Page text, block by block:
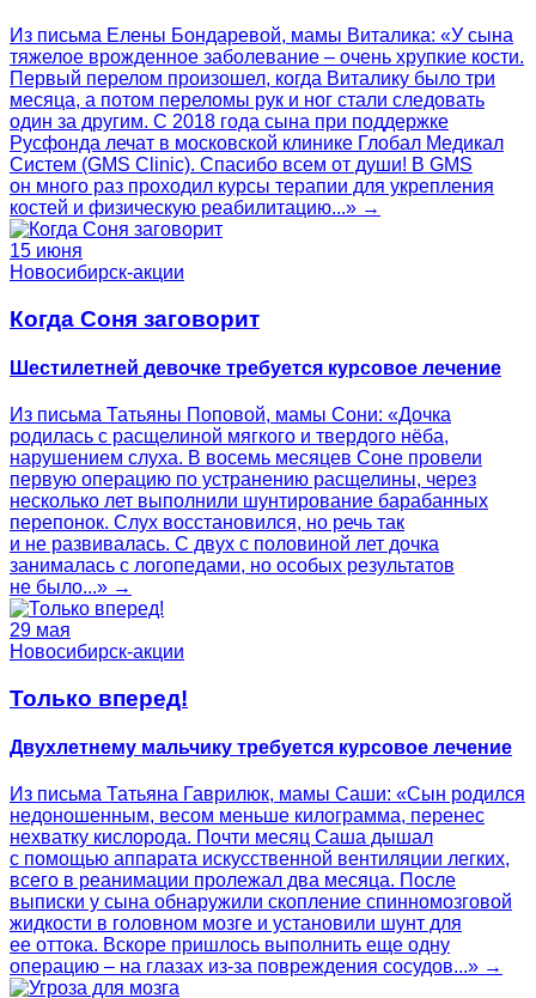
Из письма Елены Бондаревой, мамы Виталика: «У сына
тяжелое врожденное заболевание – очень хрупкие кости.
Первый перелом произошел, когда Виталику было три
месяца, а потом переломы рук и ног стали следовать
один за другим. С 2018 года сына при поддержке
Русфонда лечат в московской клинике Глобал Медикал
Систем (GMS Clinic). Спасибо всем от души! В GMS
он много раз проходил курсы терапии для укрепления
костей и физическую реабилитацию...» →
15 июня
Новосибирск-акции
Когда Соня заговорит
Шестилетней девочке требуется курсовое лечение
Из письма Татьяны Поповой, мамы Сони: «Дочка
родилась с расщелиной мягкого и твердого нёба,
нарушением слуха. В восемь месяцев Соне провели
первую операцию по устранению расщелины, через
несколько лет выполнили шунтирование барабанных
перепонок. Слух восстановился, но речь так
и не развивалась. С двух с половиной лет дочка
занималась с логопедами, но особых результатов
не было...» →
29 мая
Новосибирск-акции
Только вперед!
Двухлетнему мальчику требуется курсовое лечение
Из письма Татьяна Гаврилюк, мамы Саши: «Сын родился
недоношенным, весом меньше килограмма, перенес
нехватку кислорода. Почти месяц Саша дышал
с помощью аппарата искусственной вентиляции легких,
всего в реанимации пролежал два месяца. После
выписки у сына обнаружили скопление спинномозговой
жидкости в головном мозге и установили шунт для
ее оттока. Вскоре пришлось выполнить еще одну
операцию – на глазах из-за повреждения сосудов...» →